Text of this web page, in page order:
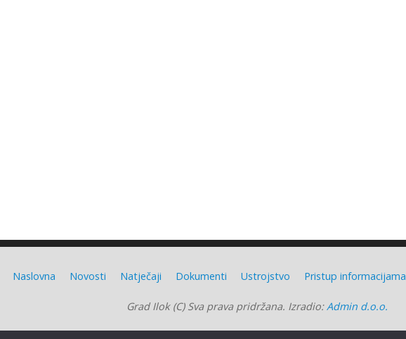
Naslovna Novosti Natječaji Dokumenti Ustrojstvo Pristup informacijama
Grad Ilok (C) Sva prava pridržana. Izradio: Admin d.o.o.